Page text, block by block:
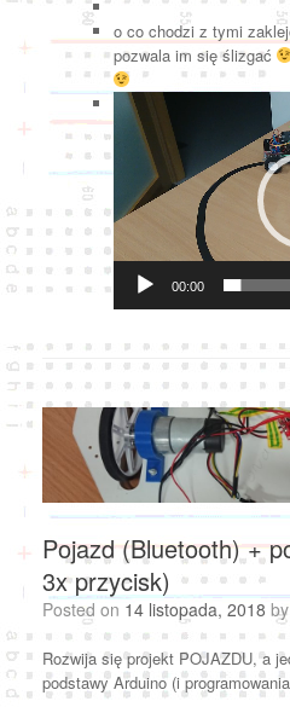
o co chodzi z tymi
pozwala im się ślizgać
Odtwarzacz
video
00:00
Pojazd (Bluetooth) +
3x przycisk)
Posted on 14 listopada, 2018 by
Rozwija się projekt POJAZDU, a
podstawy Arduino (i